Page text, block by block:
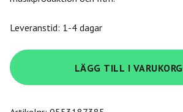
Leveranstid: 1-4 dagar
Se
Electronics
sE
LÄGG TILL I VARUKORG